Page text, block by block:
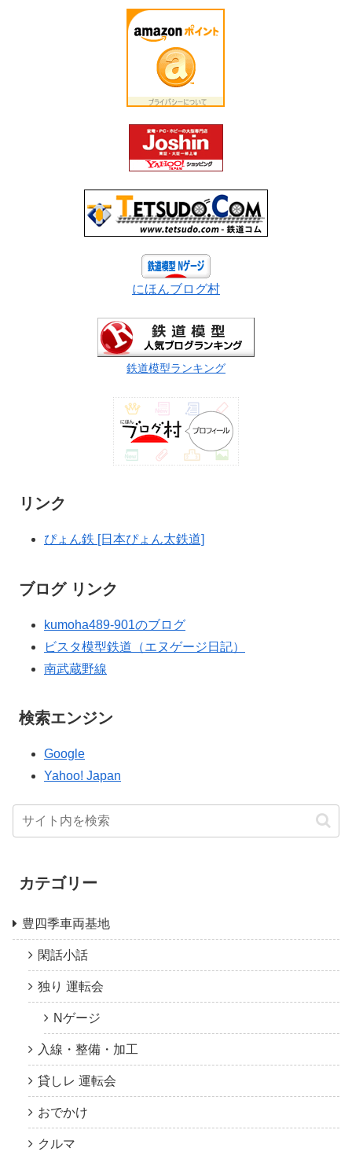
にほんブログ村
鉄道模型ランキング
リンク
ぴょん鉄 [日本ぴょん太鉄道]
ブログ リンク
kumoha489-901のブログ
ビスタ模型鉄道（エヌゲージ日記）
南武蔵野線
検索エンジン
Google
Yahoo! Japan
カテゴリー
豊四季車両基地
閑話小話
独り 運転会
Nゲージ
入線・整備・加工
貸しレ 運転会
おでかけ
クルマ